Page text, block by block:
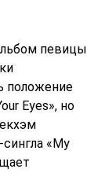
певицы
положение
Eyes», но
«My